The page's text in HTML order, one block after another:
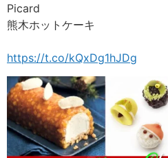
Picard
熊木ホットケーキ
https://t.co/kQxDg1hJDg